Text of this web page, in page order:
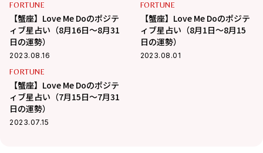
FORTUNE
【蟹座】Love Me Doのポジテ
ィブ星占い（8月16日～8月31
日の運勢）
2023.08.16
FORTUNE
【蟹座】Love Me Doのポジテ
ィブ星占い（8月1日～8月15
日の運勢）
2023.08.01
FORTUNE
【蟹座】Love Me Doのポジテ
ィブ星占い（7月15日～7月31
日の運勢）
2023.07.15